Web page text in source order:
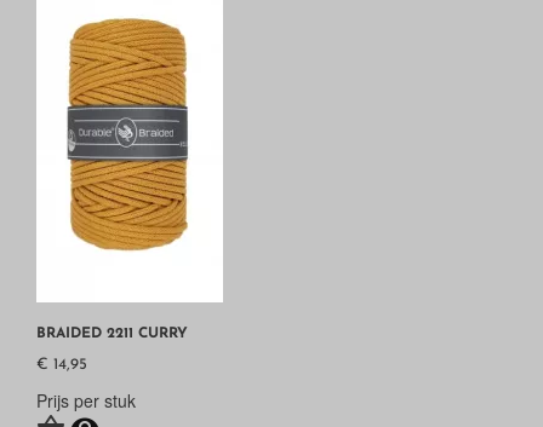
BRAIDED 2211 CURRY
€ 14,95
Prijs per stuk